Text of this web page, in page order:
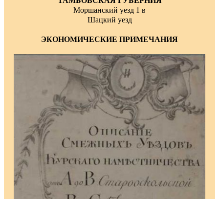
Моршанский уезд 1 в
Шацкий уезд
ЭКОНОМИЧЕСКИЕ ПРИМЕЧАНИЯ